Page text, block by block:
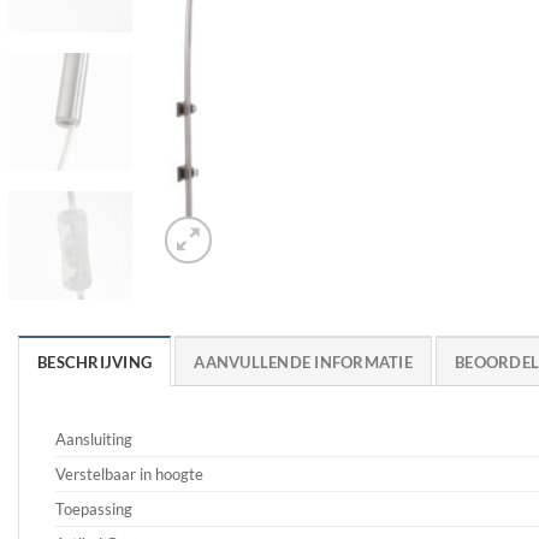
BESCHRIJVING AANVULLENDE INFORMATIE
Aansluiting
Verstelbaar in hoogte
Toepassing